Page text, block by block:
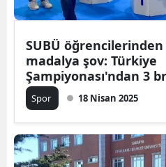
SUBÜ
madalya şov: Türkiye
Şampiyonası'ndan 3
Spor 18 Nisan 2025